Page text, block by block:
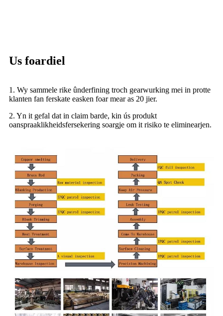
Us foardiel
1. Wy sammele rike ûnderfining troch gearwurking mei in protte
klanten fan ferskate easken foar mear as 20 jier.
2. Yn it gefal dat in claim barde, kin ús produkt
oanspraaklikheidsfersekering soargje om it risiko te eliminearjen.